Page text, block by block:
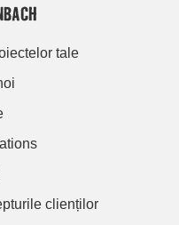
tale
clienților